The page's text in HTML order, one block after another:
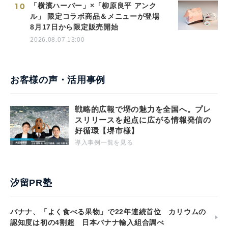
10
「横濱ハーバー」×「柳原良平 アンク
ル」 限定コラボ商品＆メニューが登場
8月17日から限定販売開始
2026.08.07 13:00
お客様の声・活用事例
戦略的広報で堺の魅力を全国へ。プレ
スリリースを起点に広がる情報発信の
好循環【堺市様】
導入事例一覧を見る
汐留PR塾
バナナ、「よく食べる果物」で22年連続首位 カリウムの
認知度は初の4割超 日本バナナ輸入組合調べ